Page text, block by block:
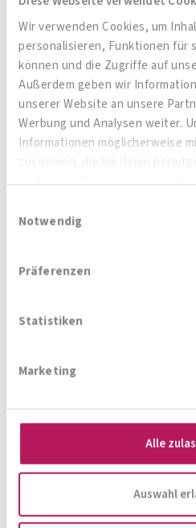
Wir verwenden Cookies, um
personalisieren, Funktionen für
können und die Zugriffe auf
Außerdem geben wir
unserer Website an unsere
Werbung und Analysen weiter.
Informationen möglicherweise
im Rahmen Ihrer Nutzung der
Notwendig
Präferenzen
Statistiken
Marketing
Alle
Auswahl
psychischen
erkranken 5% der
deutschsprachigen Raum
an einerbipolaren Störung
Hälfte erleiden die ersten
Begleiterscheinungen
und
Psychopharmaka
Verbesserung der
zeigt, dass trotz einer
Wiedereinstieg in den
Selbstwertgefühl der
mehrere Studien zeigen,
von Menschen mit
deutliche von gesunden
unterscheidet. Durch die